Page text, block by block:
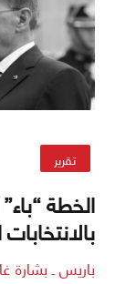
تقرير
الخطة “باء”
بالانتخابات
باريس ـ بشارة